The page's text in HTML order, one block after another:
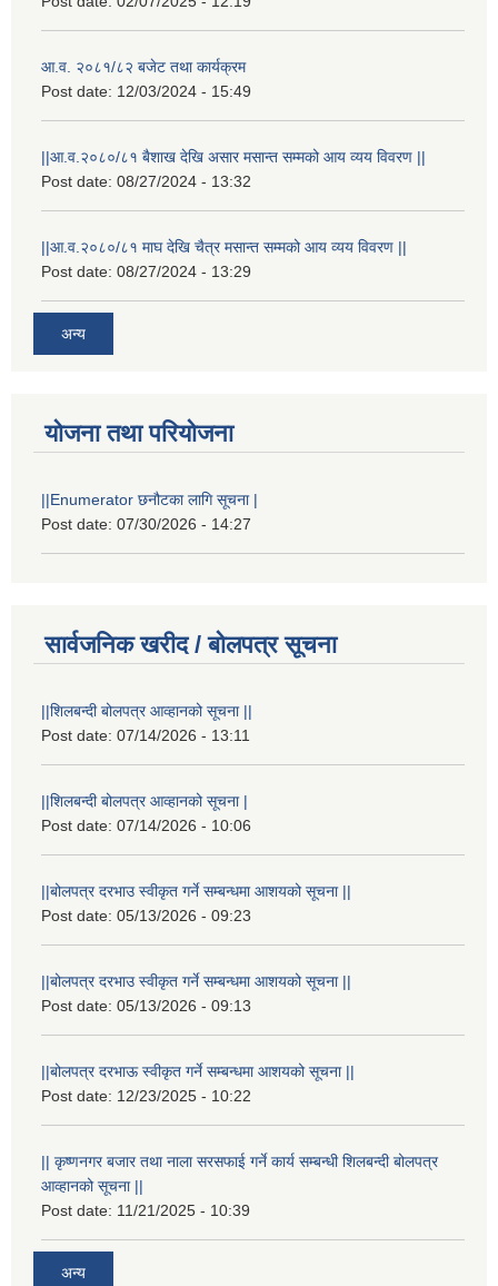
आ.व. २०८१/८२ बजेट तथा कार्यक्रम
Post date: 12/03/2024 - 15:49
||आ.व.२०८०/८१ बैशाख देखि असार मसान्त सम्मको आय व्यय विवरण ||
Post date: 08/27/2024 - 13:32
||आ.व.२०८०/८१ माघ देखि चैत्र मसान्त सम्मको आय व्यय विवरण ||
Post date: 08/27/2024 - 13:29
अन्य
योजना तथा परियोजना
||Enumerator छनौटका लागि सूचना |
Post date: 07/30/2026 - 14:27
सार्वजनिक खरीद / बोलपत्र सूचना
||शिलबन्दी बोलपत्र आव्हानको सूचना ||
Post date: 07/14/2026 - 13:11
||शिलबन्दी बोलपत्र आव्हानको सूचना |
Post date: 07/14/2026 - 10:06
||बोलपत्र दरभाउ स्वीकृत गर्ने सम्बन्धमा आशयको सूचना ||
Post date: 05/13/2026 - 09:23
||बोलपत्र दरभाउ स्वीकृत गर्ने सम्बन्धमा आशयको सूचना ||
Post date: 05/13/2026 - 09:13
||बोलपत्र दरभाऊ स्वीकृत गर्ने सम्बन्धमा आशयको सूचना ||
Post date: 12/23/2025 - 10:22
|| कृष्णनगर बजार तथा नाला सरसफाई गर्ने कार्य सम्बन्धी शिलबन्दी बोलपत्र
आव्हानको सूचना ||
Post date: 11/21/2025 - 10:39
अन्य